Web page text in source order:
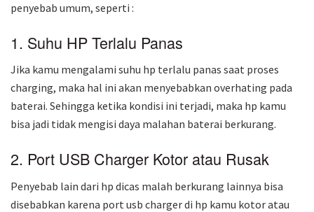
penyebab umum, seperti :
1. Suhu HP Terlalu Panas
Jika kamu mengalami suhu hp terlalu panas saat proses
charging, maka hal ini akan menyebabkan overhating pada
baterai. Sehingga ketika kondisi ini terjadi, maka hp kamu
bisa jadi tidak mengisi daya malahan baterai berkurang.
2. Port USB Charger Kotor atau Rusak
Penyebab lain dari hp dicas malah berkurang lainnya bisa
disebabkan karena port usb charger di hp kamu kotor atau